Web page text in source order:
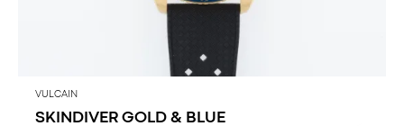
VULCAIN
SKINDIVER GOLD & BLUE